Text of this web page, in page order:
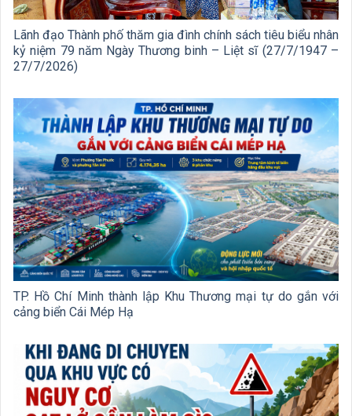
Lãnh đạo Thành phố thăm gia đình chính sách tiêu biểu nhân
kỷ niệm 79 năm Ngày Thương binh – Liệt sĩ (27/7/1947 –
27/7/2026)
TP. Hồ Chí Minh thành lập Khu Thương mại tự do gắn với
cảng biển Cái Mép Hạ